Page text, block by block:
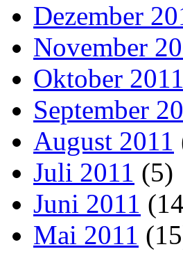
Dezember
November
Oktober 2011
September
August 2011
Juli 2011 (5)
Juni 2011
Mai 2011